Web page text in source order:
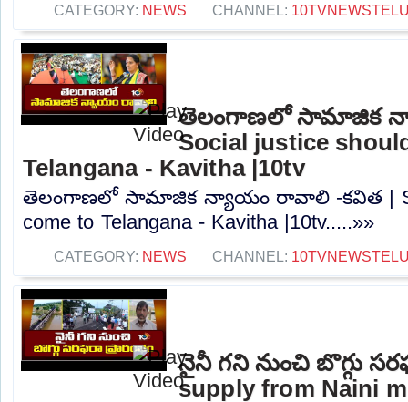
CATEGORY: NEWS CHANNEL:
తెలంగాణలో సామాజిక
Social justice
Telangana - Kavitha |10tv
తెలంగాణలో సామాజిక న్యాయం రావాలి -కవిత |
come to Telangana - Kavitha |10tv.....»»
CATEGORY: NEWS CHANNEL:
నైనీ గని నుంచి బొగ్గు
supply from Naini